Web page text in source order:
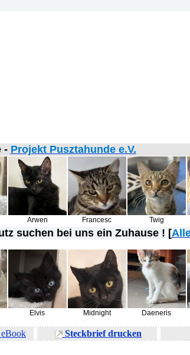
- Projekt Pusztahunde e.V.
Arwen Francesc Twig
suchen bei uns ein Zuhause ! [
Elvis Midnight Daeneris
eBook Steckbrief drucken